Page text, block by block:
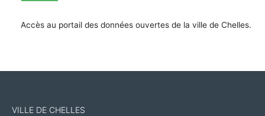
Accès au portail des données ouvertes de la ville de Chelles.
VILLE DE CHELLES